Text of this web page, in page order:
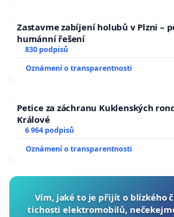
Zastavme zabíjení holubů v Plzni –
humánní řešení
830 podpisů
Oznámení o transparentnosti
Petice za záchranu Kuklenských
Králové
6 964 podpisů
Oznámení o transparentnosti
Vím, jaké to je přijít o blízkého
tichosti elektromobilů,